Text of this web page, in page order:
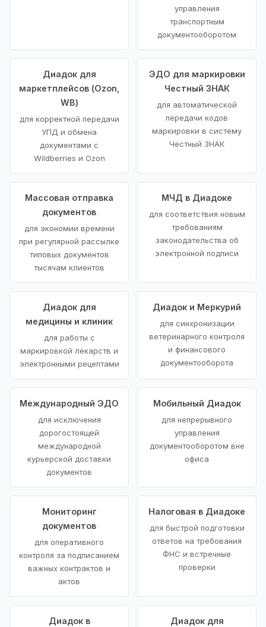
управления
транспортным
документооборотом
Диадок для
маркетплейсов (Ozon,
WB)
для корректной передачи
УПД и обмена
документами с
Wildberries и Ozon
ЭДО для маркировки
Честный ЗНАК
для автоматической
передачи кодов
маркировки в систему
Честный ЗНАК
Массовая отправка
документов
для экономии времени
при регулярной рассылке
типовых документов
тысячам клиентов
МЧД в Диадоке
для соответствия новым
требованиям
законодательства об
электронной подписи
Диадок для
медицины и клиник
для работы с
маркировкой лекарств и
электронными рецептами
Диадок и Меркурий
для синхронизации
ветеринарного контроля
и финансового
документооборота
Международный ЭДО
для исключения
дорогостоящей
международной
курьерской доставки
документов
Мобильный Диадок
для непрерывного
управления
документооборотом вне
офиса
Мониторинг
документов
для оперативного
контроля за подписанием
важных контрактов и
актов
Налоговая в Диадоке
для быстрой подготовки
ответов на требования
ФНС и встречные
проверки
Диадок в
Диадок для